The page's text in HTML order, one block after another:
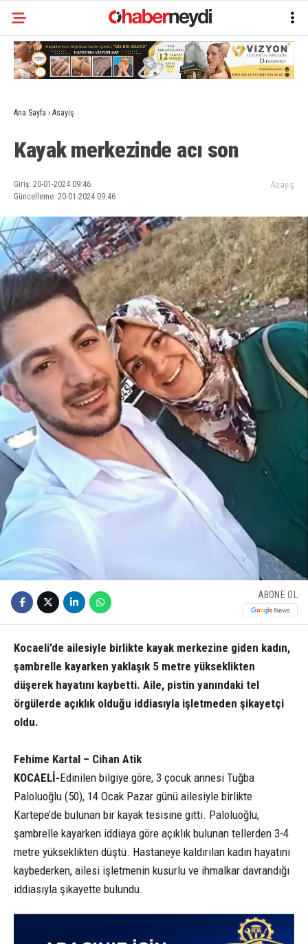
Ana Sayfa › Asayiş
Kayak merkezinde acı son
Giriş: 20-01-2024 09:46
Güncelleme: 20-01-2024 09:46
Asayiş
ABONE OL
Kocaeli’de ailesiyle birlikte kayak merkezine giden kadın,
şambrelle kayarken yaklaşık 5 metre yükseklikten
düşerek hayatını kaybetti. Aile, pistin yanındaki tel
örgülerde açıklık olduğu iddiasıyla işletmeden şikayetçi
oldu.
Fehime Kartal – Cihan Atik
KOCAELİ-Edinilen bilgiye göre, 3 çocuk annesi Tuğba
Paloluoğlu (50), 14 Ocak Pazar günü ailesiyle birlikte
Kartepe’de bulunan bir kayak tesisine gitti. Paloluoğlu,
şambrelle kayarken iddiaya göre açıklık bulunan tellerden 3-4
metre yükseklikten düştü. Hastaneye kaldırılan kadın hayatını
kaybederken, ailesi işletmenin kusurlu ve ihmalkar davrandığı
iddiasıyla şikayette bulundu.